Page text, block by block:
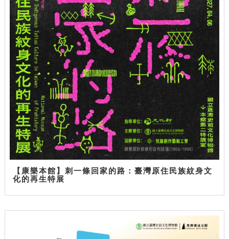
【康樂本館】刺一條回家的路：臺灣原住民族紋身文
化的再生特展